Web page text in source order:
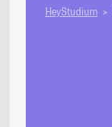
HeyStudium